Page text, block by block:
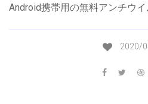
Android携帯用の無料アンチウ
2020/